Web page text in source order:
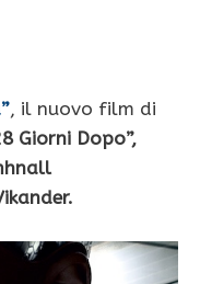
, il nuovo film di
Giorni Dopo”,